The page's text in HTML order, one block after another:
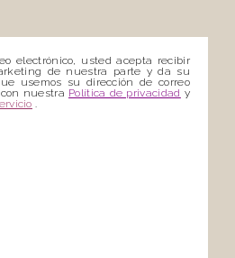
electrónico, usted acepta recibir
de nuestra parte y da su
usemos su dirección de correo
nuestra Política de privacidad y
.